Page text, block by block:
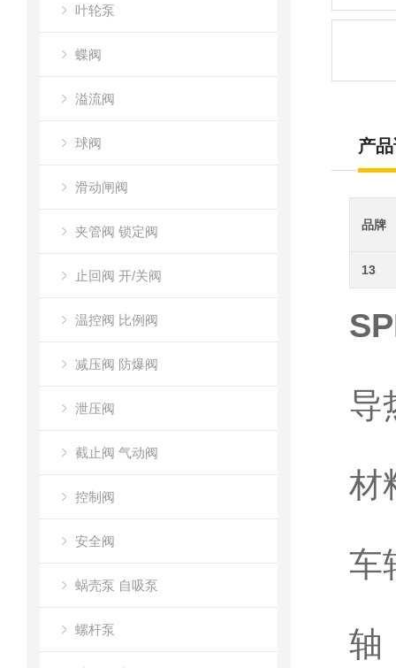
叶轮泵
蝶阀
溢流阀
球阀
滑动闸阀
夹管阀 锁定阀
止回阀 开/关阀
温控阀 比例阀
减压阀 防爆阀
泄压阀
截止阀 气动阀
控制阀
安全阀
蜗壳泵 自吸泵
螺杆泵
产
品牌
13
导
材
车
轴